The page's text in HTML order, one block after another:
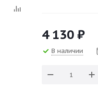
4 130 ₽
В наличии